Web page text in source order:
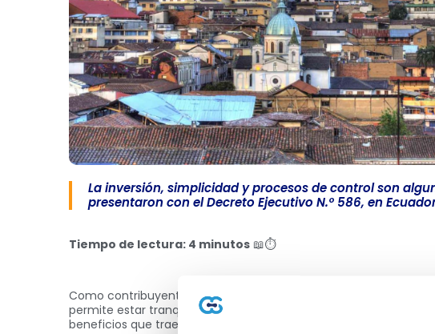
La inversión, simplicidad y procesos de control son
presentaron con el Decreto Ejecutivo N.º 586, en
Tiempo de lectura: 4 minutos 📖⏱️
Como contribuyentes, no hay nada como estar informados,
permite estar tranquilo en temas de obligaciones tributarias y a
beneficios que trae el ente tributario.